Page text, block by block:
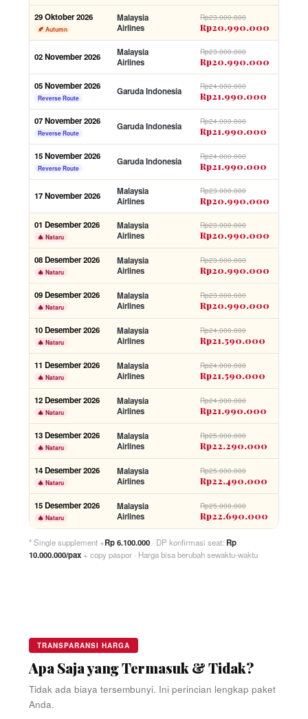
29 Oktober 2026
🍂 Autumn
Malaysia
Airlines
Rp23.000.000
Rp20.990.000
02 November 2026
Malaysia
Airlines
Rp23.000.000
Rp20.990.000
05 November 2026
Reverse Route
Garuda Indonesia Rp24.000.000
Rp21.990.000
07 November 2026
Reverse Route
Garuda Indonesia Rp24.000.000
Rp21.990.000
15 November 2026
Reverse Route
Garuda Indonesia Rp24.000.000
Rp21.990.000
17 November 2026
Malaysia
Airlines
Rp23.000.000
Rp20.990.000
01 Desember 2026
🎄 Nataru
Malaysia
Airlines
Rp23.000.000
Rp20.990.000
08 Desember 2026
🎄 Nataru
Malaysia
Airlines
Rp23.000.000
Rp20.990.000
09 Desember 2026
🎄 Nataru
Malaysia
Airlines
Rp23.000.000
Rp20.990.000
10 Desember 2026
🎄 Nataru
Malaysia
Airlines
Rp24.000.000
Rp21.590.000
11 Desember 2026
🎄 Nataru
Malaysia
Airlines
Rp24.000.000
Rp21.590.000
12 Desember 2026
🎄 Nataru
Malaysia
Airlines
Rp24.000.000
Rp21.990.000
13 Desember 2026
🎄 Nataru
Malaysia
Airlines
Rp25.000.000
Rp22.290.000
14 Desember 2026
🎄 Nataru
Malaysia
Airlines
Rp25.000.000
Rp22.490.000
15 Desember 2026
🎄 Nataru
Malaysia
Airlines
Rp25.000.000
Rp22.690.000
* Single supplement +Rp 6.100.000 · DP konfirmasi seat: Rp
10.000.000/pax + copy paspor · Harga bisa berubah sewaktu-waktu
TRANSPARANSI HARGA
Apa Saja yang Termasuk & Tidak?
Tidak ada biaya tersembunyi. Ini perincian lengkap paket
Anda.